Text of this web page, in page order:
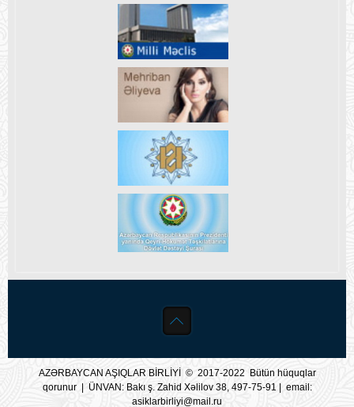
AZƏRBAYCAN AŞIQLAR BİRLİYİ © 2017-2022 Bütün hüquqlar
qorunur | ÜNVAN: Bakı ş. Zahid Xəlilov 38, 497-75-91 | email:
asiklarbirliyi@mail.ru